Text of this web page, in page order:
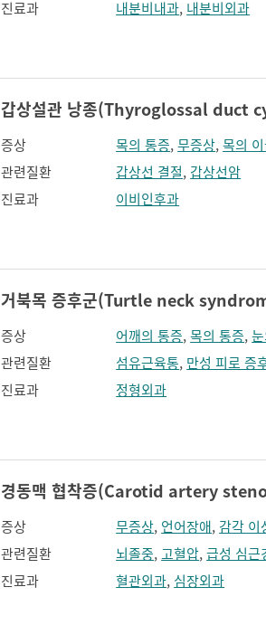
진료과
내분비내과, 내분비외과
갑상설관 낭종(Thyroglossal duct
증상 목의 통증,무증상,목의
관련질환
갑상선 결절, 갑상선암
진료과
이비인후과
거북목 증후군(Turtle neck
증상 어깨의 통증,목의 통증,
관련질환
섬유근육통, 만성 피로 증
진료과
정형외과
경동맥 협착증(Carotid artery
증상 무증상, 언어장애, 감각 이
관련질환
뇌졸중,고혈압,급성 심근
진료과
혈관외과, 심장외과